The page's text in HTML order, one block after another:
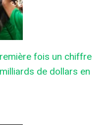
fois un chiffre
de dollars en